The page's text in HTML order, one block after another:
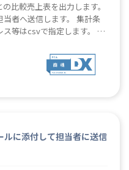
比較売上表を出力します。
者へ送信します。 集計条
はcsvで指定します。 売
日々の経営状況の把握を効
ルに添付して担当者に送信